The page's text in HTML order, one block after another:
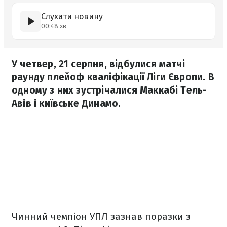
Слухати новину
00:48 хв
У четвер, 21 серпня, відбулися матчі
раунду плейоф кваліфікації Ліги Європи. В
одному з них зустрічалися Маккабі Тель-
Авів і київське Динамо.
Чинний чемпіон УПЛ зазнав поразки з